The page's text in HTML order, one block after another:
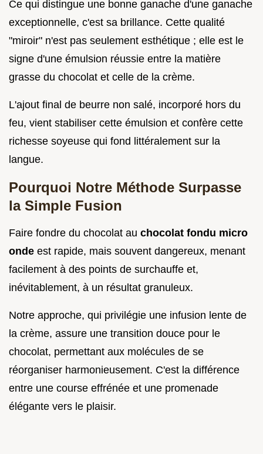
Ce qui distingue une bonne ganache d'une ganache
exceptionnelle, c'est sa brillance. Cette qualité
"miroir" n'est pas seulement esthétique ; elle est le
signe d'une émulsion réussie entre la matière
grasse du chocolat et celle de la crème.
L'ajout final de beurre non salé, incorporé hors du
feu, vient stabiliser cette émulsion et confère cette
richesse soyeuse qui fond littéralement sur la
langue.
Pourquoi Notre Méthode Surpasse
la Simple Fusion
Faire fondre du chocolat au chocolat fondu micro
onde est rapide, mais souvent dangereux, menant
facilement à des points de surchauffe et,
inévitablement, à un résultat granuleux.
Notre approche, qui privilégie une infusion lente de
la crème, assure une transition douce pour le
chocolat, permettant aux molécules de se
réorganiser harmonieusement. C'est la différence
entre une course effrénée et une promenade
élégante vers le plaisir.